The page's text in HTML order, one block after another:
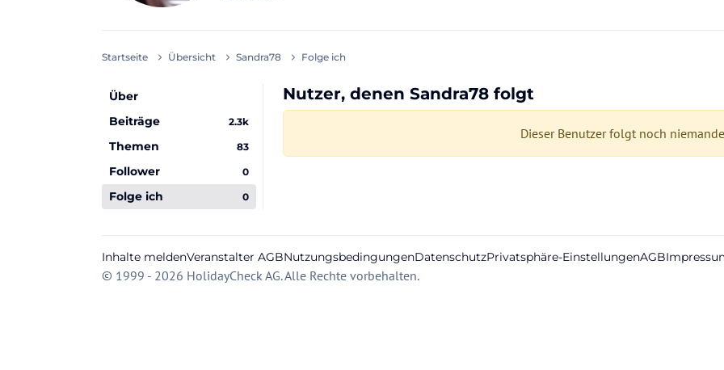
Startseite Übersicht Sandra78 Folge ich
Über
Beiträge
2.3k
Themen 83
Follower 0
Folge ich 0
Nutzer, denen Sandra78 folgt
Dieser Benutzer folgt noch
Inhalte meldenVeranstalter AGBNutzungsbedingungenDatenschutzPrivatsphäre-EinstellungenAGB
© 1999 - 2026 HolidayCheck AG. Alle Rechte vorbehalten.